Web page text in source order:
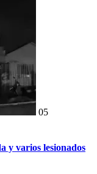
05
y varios lesionados